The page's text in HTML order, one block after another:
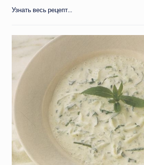
Узнать весь рецепт...